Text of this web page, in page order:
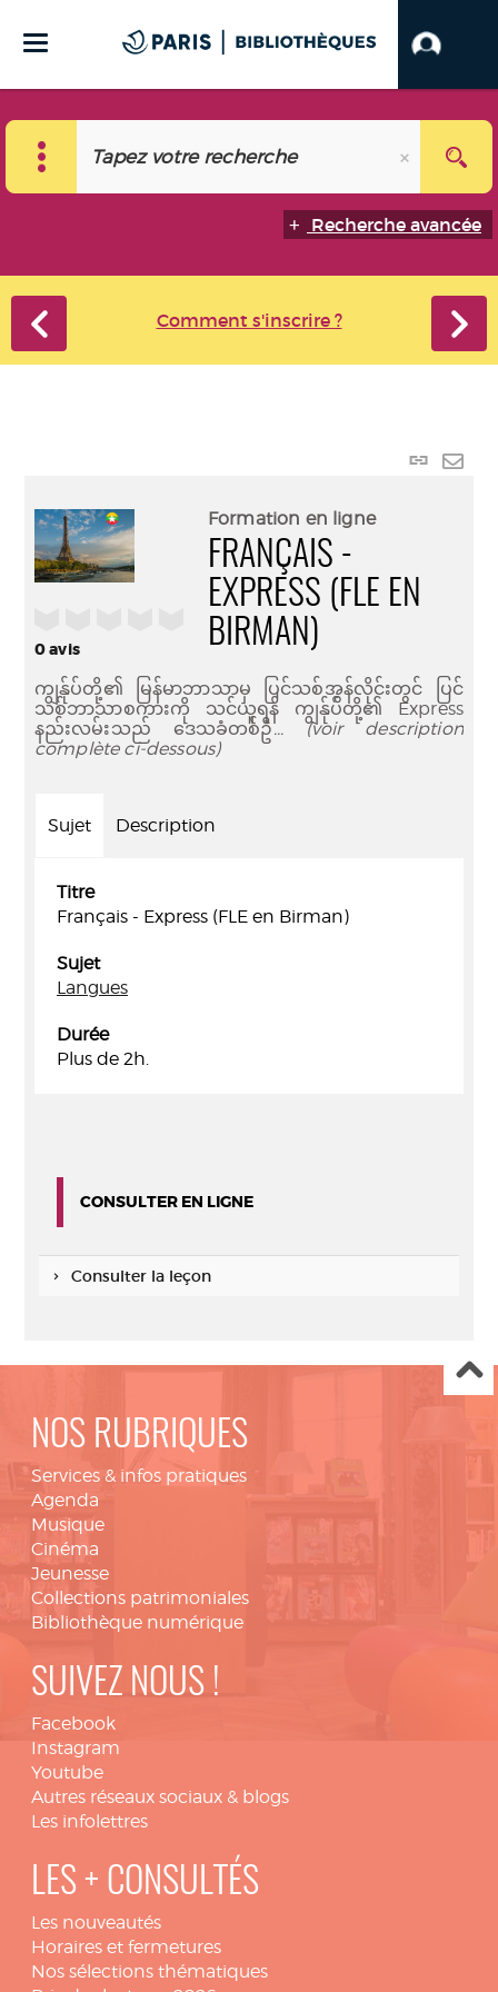
Recherche avancée
Comment s'inscrire ?
Lien
0avis
Formation en ligne
FRANÇAIS -
EXPRESS (FLE EN
BIRMAN)
ကျွန်ုပ်တို့၏ မြန်မာဘာသာမှ ပြင်သစ်အွန်လိုင်းတွင် ပြင်
သစ်ဘာသာစကားကို သင်ယူရန် ကျွန်ုပ်တို့၏ Express
နည်းလမ်းသည် ဒေသခံတစ်ဦ... (voir description
complète ci-dessous)
Sujet Description
Titre
Français - Express (FLE en Birman)
Sujet
Langues
Durée
Plus de 2h.
CONSULTER EN LIGNE
Consulter la leçon
NOS RUBRIQUES
Services & infos pratiques
Agenda
Musique
Cinéma
Jeunesse
Collections patrimoniales
Bibliothèque numérique
SUIVEZ NOUS !
Facebook
Instagram
Youtube
Autres réseaux sociaux & blogs
Les infolettres
LES + CONSULTÉS
Les nouveautés
Horaires et fermetures
Nos sélections thématiques